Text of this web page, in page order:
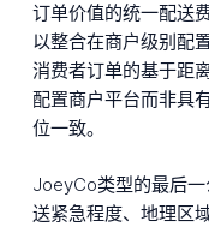
订单价值的统一配送
以整合在商户级别配
消费者订单的基于距
配置商户平台而非具
位一致。
JoeyCo类型的最后
送紧急程度、地理区